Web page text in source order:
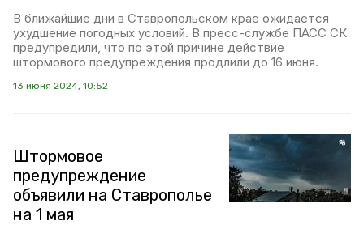
В ближайшие дни в Ставропольском крае ожидается
ухудшение погодных условий. В пресс-службе ПАСС СК
предупредили, что по этой причине действие
штормового предупреждения продлили до 16 июня.
13 июня 2024, 10:52
Штормовое
предупреждение
объявили на Ставрополье
на 1 мая